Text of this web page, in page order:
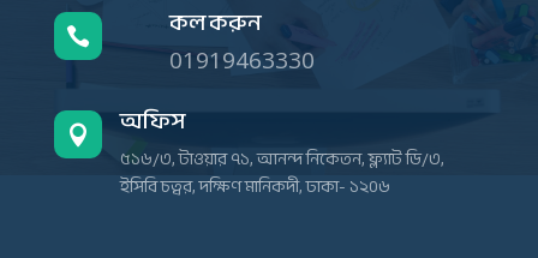
 কল করুন
01919463330
 অফিস
৫১৬/৩, টাওয়ার ৭১, আনন্দ নিকেতন, ফ্ল্যাট ডি/৩,
ইসিবি চত্বর, দক্ষিণ মানিকদী, ঢাকা- ১২০৬